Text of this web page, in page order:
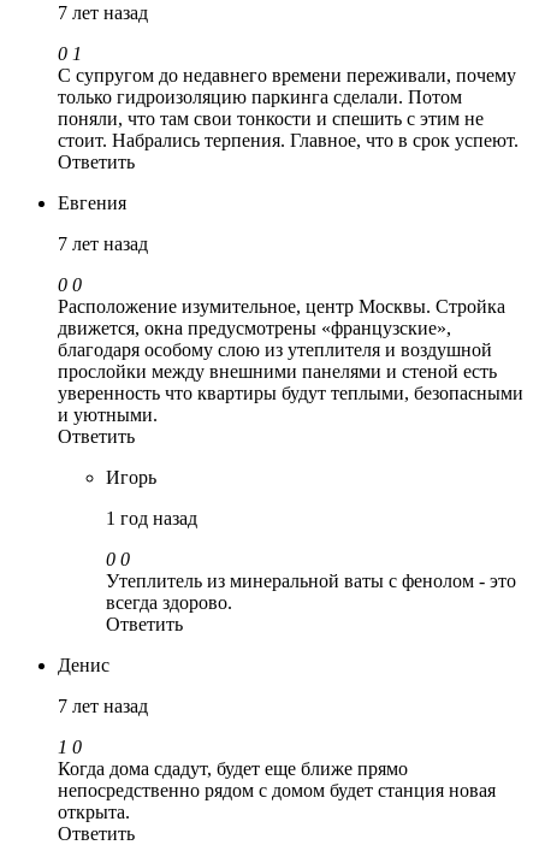
7 лет назад
0 1
С супругом до недавнего времени переживали, почему
только гидроизоляцию паркинга сделали. Потом
поняли, что там свои тонкости и спешить с этим не
стоит. Набрались терпения. Главное, что в срок успеют.
Ответить
Евгения
7 лет назад
0 0
Расположение изумительное, центр Москвы. Стройка
движется, окна предусмотрены «французские»,
благодаря особому слою из утеплителя и воздушной
прослойки между внешними панелями и стеной есть
уверенность что квартиры будут теплыми, безопасными
и уютными.
Ответить
Игорь
1 год назад
0 0
Утеплитель из минеральной ваты с фенолом - это
всегда здорово.
Ответить
Денис
7 лет назад
1 0
Когда дома сдадут, будет еще ближе прямо
непосредственно рядом с домом будет станция новая
открыта.
Ответить